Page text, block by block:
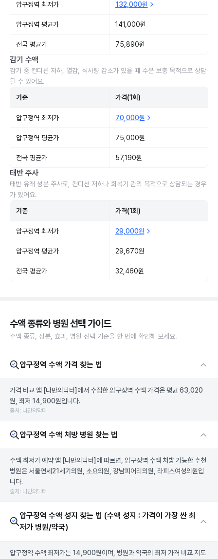
압구정역 최저가 132,000원
압구정역 평균가 141,000원
전국 평균가 75,890원
감기 수액
감기 중 컨디션 저하, 열감, 식사량 감소가 있을 때 수분 보충 목적으로 상담
될 수 있어요.
기준 가격(1회)
압구정역 최저가 70,000원
압구정역 평균가 75,000원
전국 평균가 57,190원
태반 주사
태반 유래 성분 주사로, 컨디션 저하나 회복기 관리 목적으로 상담되는 경우
가 있어요.
기준 가격(1회)
압구정역 최저가 29,000원
압구정역 평균가 29,670원
전국 평균가 32,460원
수액 종류와 병원 선택 가이드
수액 종류, 성분, 효과, 병원 선택 기준을 한 번에 확인해 보세요.
압구정역 수액 가격 찾는 법
가격 비교 앱 [나만의닥터] 에서 수집한 압구정역 수액 가격은 평균 63,020
원, 최저 14,900원입니다.
출처: 나만의닥터
압구정역 수액 처방 병원 찾는 법
수액 최저가 예약 앱 [나만의닥터] 에 따르면, 압구정역 수액 처방 가능한 추천
병원은 서울연세21세기의원, 소요의원, 강남피어리의원, 라피스여성의원입
니다.
출처: 나만의닥터
압구정역 수액 성지 찾는 법 (수액 성지 : 가격이 가장 싼 최
저가 병원/약국)
압구정역 수액 최저가는 14,900원이며, 병원과 약국의 최저 가격 비교 지도